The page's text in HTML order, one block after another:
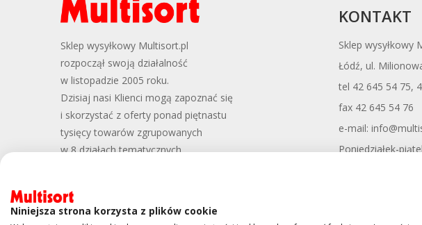
Sklep wysyłkowy Multisort.pl
rozpoczął swoją działalność
w listopadzie 2005 roku.
Dzisiaj nasi Klienci mogą zapoznać się
i skorzystać z oferty ponad piętnastu
tysięcy towarów zgrupowanych
w 8 działach tematycznych
KONTAKT
Sklep wysyłkowy
Łódź, ul.
tel 42 645 54 75,
fax 42 645 54 76
e-mail:
Poniedziałek-
Niniejsza strona korzysta z plików cookie